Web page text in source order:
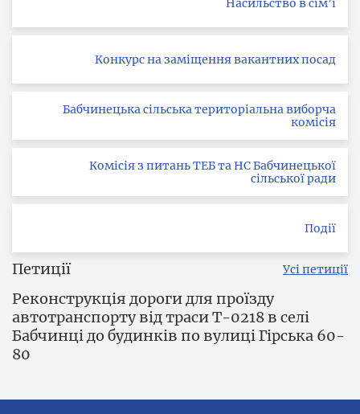
Насильство в сім’ї
Конкурс на заміщення вакантних посад
Бабчинецька сільська територіальна виборча
комісія
Комісія з питань ТЕБ та НС Бабчинецької
сільської ради
Події
Петиції Усі петиції
Реконструкція дороги для проїзду
автотранспорту від траси Т-0218 в селі
Бабчинці до будинків по вулиці Гірська 60-
80